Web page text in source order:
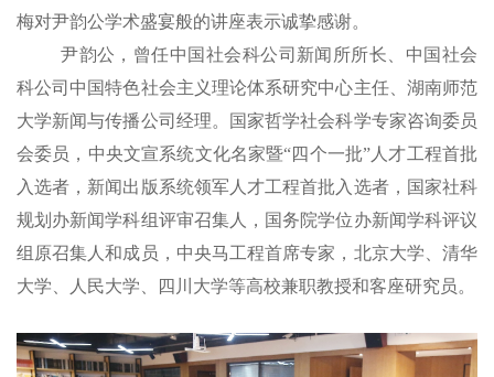
梅对尹韵公学术盛宴般的讲座表示诚挚感谢。
尹韵公， 曾任中国社会科公司新闻所所长、中国社会
科公司中国特色社会主义理论体系研究中心主任、湖南师范
大学新闻与传播公司经理。国家哲学社会科学专家咨询委员
会委员，中央文宣系统文化名家暨“四个一批”人才工程首批
入选者，新闻出版系统领军人才工程首批入选者，国家社科
规划办新闻学科组评审召集人，国务院学位办新闻学科评议
组原召集人和成员，中央马工程首席专家，北京大学、清华
大学、人民大学、四川大学等高校兼职教授和客座研究员。